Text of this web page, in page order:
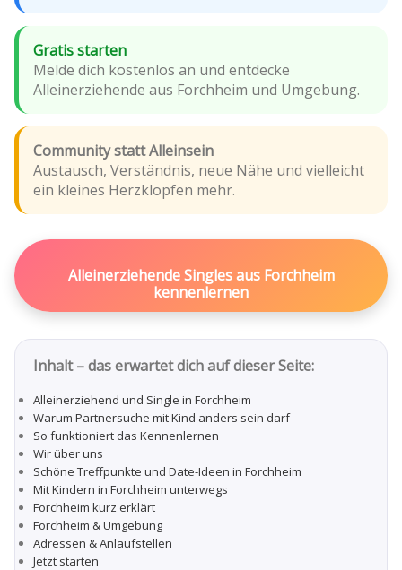
Gratis starten
Melde dich kostenlos an und entdecke
Alleinerziehende aus Forchheim und Umgebung.
Community statt Alleinsein
Austausch, Verständnis, neue Nähe und vielleicht
ein kleines Herzklopfen mehr.
Alleinerziehende Singles aus Forchheim
kennenlernen
Inhalt – das erwartet dich auf dieser Seite:
Alleinerziehend und Single in Forchheim
Warum Partnersuche mit Kind anders sein darf
So funktioniert das Kennenlernen
Wir über uns
Schöne Treffpunkte und Date-Ideen in Forchheim
Mit Kindern in Forchheim unterwegs
Forchheim kurz erklärt
Forchheim & Umgebung
Adressen & Anlaufstellen
Jetzt starten